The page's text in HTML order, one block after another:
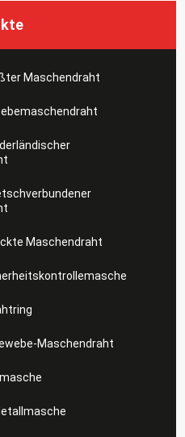
Maschendraht
Maschendraht
Maschendraht